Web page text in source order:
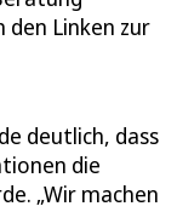
Linken zur
deutlich, dass
die
„Wir machen